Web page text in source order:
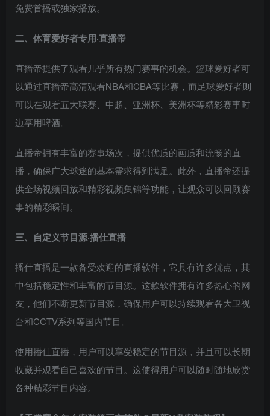
免费首播或独家播放。
二、体育爱好者专用·直播帝
直播帝提供了观看几乎所有热门赛事的机会。篮球爱好者可
以通过直播帝高清观看NBA和CBA等比赛，而足球爱好者则
可以在观看五大联赛、中超、亚洲杯、美洲杯等精彩赛事时
边享用啤酒。
直播帝拥有丰富的赛事场次，提供优质的画质和流畅的直
播，确保广大球迷的基本需求得到满足。此外，直播帝还提
供全场视频回放和精彩视频集锦等功能，让观众可以回顾赛
事的精彩瞬间。
三、自定义节目源·播仕直播
播仕直播是一款备受欢迎的直播软件，它具有许多优点，其
中包括稳定性和丰富的节目源。这款软件拥有许多热心的网
友，他们不断更新节目源，确保用户可以持续观看各大卫视
台和CCTV系列等国内节目。
使用播仕直播，用户可以享受稳定的节目源，并且可以长期
收藏并观看自己喜欢的节目。这使得用户可以随时随地欣赏
各种精彩节目内容。